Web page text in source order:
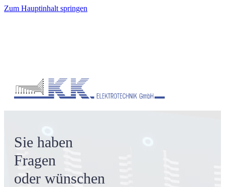
Zum Hauptinhalt springen
Sie haben
Fragen
oder wünschen